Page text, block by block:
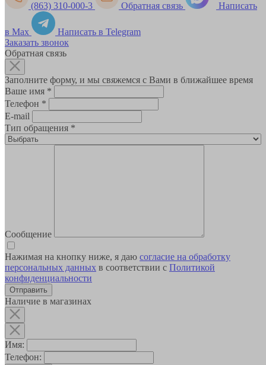
(863) 310-000-3 Обратная связь Написать
в Max
Написать в Telegram
Заказать звонок
Обратная связь
Заполните форму, и мы свяжемся с Вами в ближайшее время
Ваше имя *
Телефон *
E-mail
Тип обращения *
Сообщение
Нажимая на кнопку ниже, я даю согласие на обработку
персональных данных в соответствии с Политикой
конфиденциальности
Наличие в магазинах
Имя:
Телефон: